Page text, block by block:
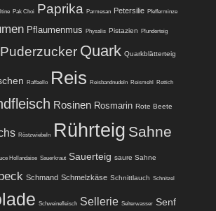
Pak Choi Paprika Parmesan Petersilie Pfefferminze
Pflaumenmus Physalis Pistazien Plunderteig
Puderzucker Quark Quarkblätterteig
Raffaello Reis Reisbandnudeln Reismehl Rettich
Rosinen Rosmarin Rote Beete
Röstzwiebeln Rührteig Sahne
Hollandaise Sauerkraut Sauerteig saure Sahne
Schmand Schmelzkäse Schnittlauch Schnitzel
Schweinefleisch Sellerie Selterwasser Senf